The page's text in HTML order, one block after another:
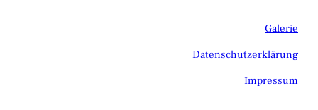
Galerie
Datenschutzerklärung
Impressum